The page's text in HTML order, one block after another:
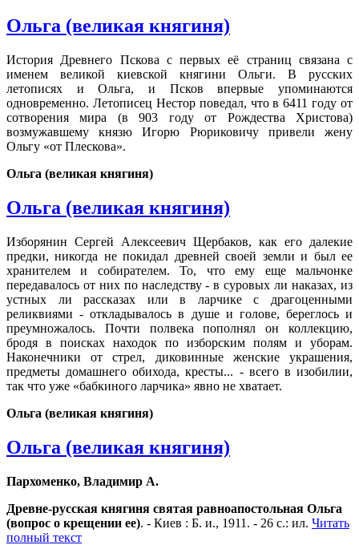
Ольга (великая княгиня)
История Древнего Пскова с первых её страниц связана с
именем великой киевской княгини Ольги. В русских
летописях и Ольга, и Псков впервые упоминаются
одновременно. Летописец Нестор поведал, что в 6411 году от
сотворения мира (в 903 году от Рождества Христова)
возмужавшему князю Игорю Рюриковичу привели жену
Ольгу «от Плескова».
Ольга (великая княгиня)
Ольга (великая княгиня)
Изборянин Сергей Алексеевич Щербаков, как его далекие
предки, никогда не покидал древней своей земли и был ее
хранителем и собирателем. То, что ему еще мальчонке
передавалось от них по наследству - в суровых ли наказах, из
устных ли рассказах или в ларчике с драгоценными
реликвиями - откладывалось в душе и голове, береглось и
преумножалось. Почти полвека пополнял он коллекцию,
бродя в поисках находок по изборским полям и уборам.
Наконечники от стрел, диковинные женские украшения,
предметы домашнего обихода, кресты... - всего в изобилии,
так что уже «бабкиного ларчика» явно не хватает.
Ольга (великая княгиня)
Ольга (великая княгиня)
Пархоменко, Владимир А.
Древне-русская княгиня святая равноапостольная Ольга
(вопрос о крещении ее). - Киев : Б. и., 1911. - 26 с.: ил. Читать
полный текст